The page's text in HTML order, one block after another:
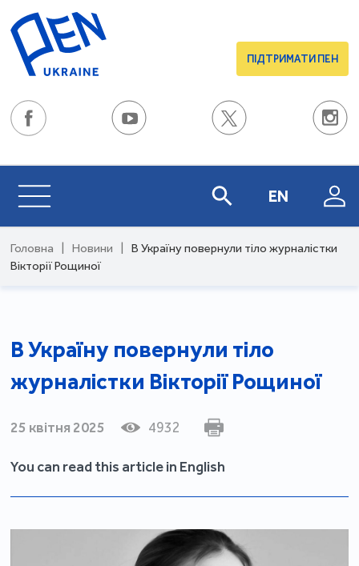
ПІДТРИМАТИ ПЕН
EN
Головна Новини
В Україну повернули тіло журналістки
Вікторії Рощиної
В Україну повернули тіло
журналістки Вікторії Рощиної
25 квітня 2025 4932
You can read this article in English